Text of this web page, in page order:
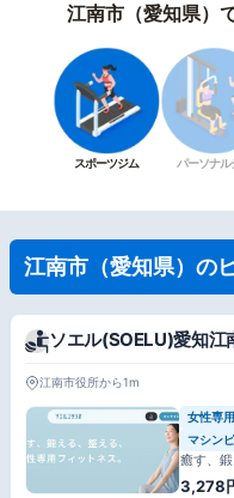
江南市（愛知県）
スポーツジム パーソナル
江南市（愛知県）の
ソエル(SOELU)愛知江
江南市役所から1m
女性専
マシン
癒す、
3,278